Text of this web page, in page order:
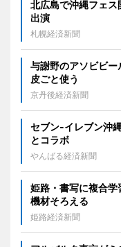
北広島で沖縄フェ
出演
札幌経済新聞
与謝野のアソビビ
皮ごと使う
京丹後経済新聞
セブン‐イレブン沖
とコラボ
やんばる経済新聞
姫路・書写に複合
機材そろえる
姫路経済新聞